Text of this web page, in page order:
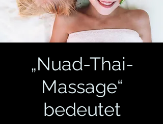
„Nuad-Thai-
Massage“
bedeutet